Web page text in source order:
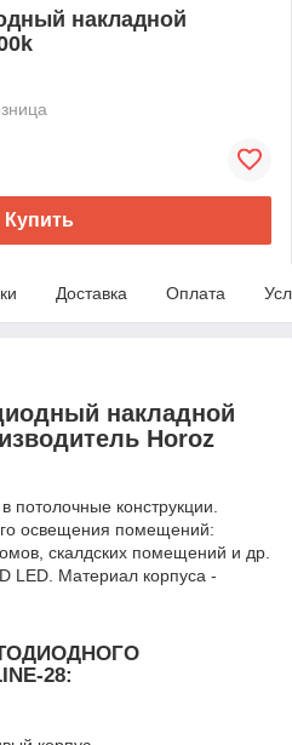
накладной
Купить
Доставка Оплата
накладной
Horoz
потолочные конструкции.
освещения помещений:
скалдских помещений и др.
LED. Материал корпуса -
28: